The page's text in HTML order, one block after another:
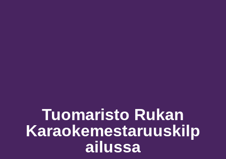
Tuomaristo Rukan
Karaokemestaruuskilp
ailussa